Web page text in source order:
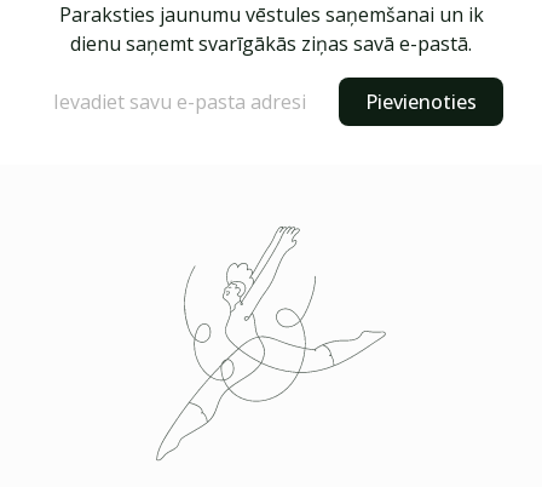
Paraksties jaunumu vēstules saņemšanai un ik
dienu saņemt svarīgākās ziņas savā e-pastā.
Pievienoties